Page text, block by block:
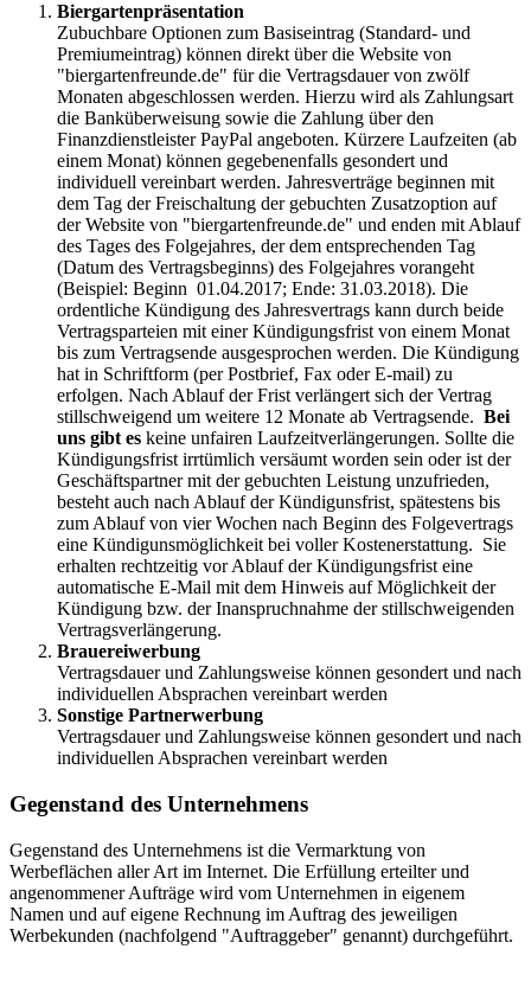
Biergartenpräsentation
Zubuchbare Optionen zum Basiseintrag (Standard- und
Premiumeintrag) können direkt über die Website von
"biergartenfreunde.de" für die Vertragsdauer von zwölf
Monaten abgeschlossen werden. Hierzu wird als Zahlungsart
die Banküberweisung sowie die Zahlung über den
Finanzdienstleister PayPal angeboten. Kürzere Laufzeiten (ab
einem Monat) können gegebenenfalls gesondert und
individuell vereinbart werden. Jahresverträge beginnen mit
dem Tag der Freischaltung der gebuchten Zusatzoption auf
der Website von "biergartenfreunde.de" und enden mit Ablauf
des Tages des Folgejahres, der dem entsprechenden Tag
(Datum des Vertragsbeginns) des Folgejahres vorangeht
(Beispiel: Beginn 01.04.2017; Ende: 31.03.2018). Die
ordentliche Kündigung des Jahresvertrags kann durch beide
Vertragsparteien mit einer Kündigungsfrist von einem Monat
bis zum Vertragsende ausgesprochen werden. Die Kündigung
hat in Schriftform (per Postbrief, Fax oder E-mail) zu
erfolgen. Nach Ablauf der Frist verlängert sich der Vertrag
stillschweigend um weitere 12 Monate ab Vertragsende. Bei
uns gibt es keine unfairen Laufzeitverlängerungen. Sollte die
Kündigungsfrist irrtümlich versäumt worden sein oder ist der
Geschäftspartner mit der gebuchten Leistung unzufrieden,
besteht auch nach Ablauf der Kündigunsfrist, spätestens bis
zum Ablauf von vier Wochen nach Beginn des Folgevertrags
eine Kündigunsmöglichkeit bei voller Kostenerstattung. Sie
erhalten rechtzeitig vor Ablauf der Kündigungsfrist eine
automatische E-Mail mit dem Hinweis auf Möglichkeit der
Kündigung bzw. der Inanspruchnahme der stillschweigenden
Vertragsverlängerung.
Brauereiwerbung
Vertragsdauer und Zahlungsweise können gesondert und nach
individuellen Absprachen vereinbart werden
Sonstige Partnerwerbung
Vertragsdauer und Zahlungsweise können gesondert und nach
individuellen Absprachen vereinbart werden
Gegenstand des Unternehmens
Gegenstand des Unternehmens ist die Vermarktung von
Werbeflächen aller Art im Internet. Die Erfüllung erteilter und
angenommener Aufträge wird vom Unternehmen in eigenem
Namen und auf eigene Rechnung im Auftrag des jeweiligen
Werbekunden (nachfolgend "Auftraggeber" genannt) durchgeführt.